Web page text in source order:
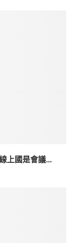
上國是會議...